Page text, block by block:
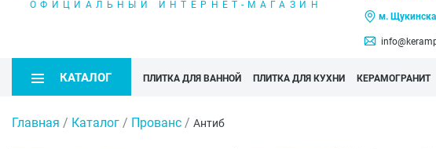
ОФИЦИАЛЬНЫЙ ИНТЕРНЕТ-МАГАЗИН
м.
КАТАЛОГ ПЛИТКА ДЛЯ ВАННОЙ ПЛИТКА ДЛЯ КУХНИ КЕРАМОГРАНИТ
Главная / Каталог / Прованс / Антиб